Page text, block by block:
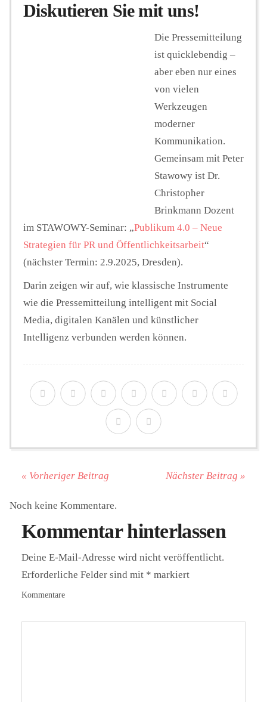
Diskutieren Sie mit uns!
Die Pressemitteilung
ist quicklebendig –
aber eben nur eines
von vielen
Werkzeugen
moderner
Kommunikation.
Gemeinsam mit Peter
Stawowy ist Dr.
Christopher
Brinkmann Dozent
im STAWOWY-Seminar: „Publikum 4.0 – Neue
Strategien für PR und Öffentlichkeitsarbeit“
(nächster Termin: 2.9.2025, Dresden).
Darin zeigen wir auf, wie klassische Instrumente
wie die Pressemitteilung intelligent mit Social
Media, digitalen Kanälen und künstlicher
Intelligenz verbunden werden können.
« Vorheriger Beitrag Nächster Beitrag »
Noch keine Kommentare.
Kommentar hinterlassen
Deine E-Mail-Adresse wird nicht veröffentlicht.
Erforderliche Felder sind mit * markiert
Kommentare